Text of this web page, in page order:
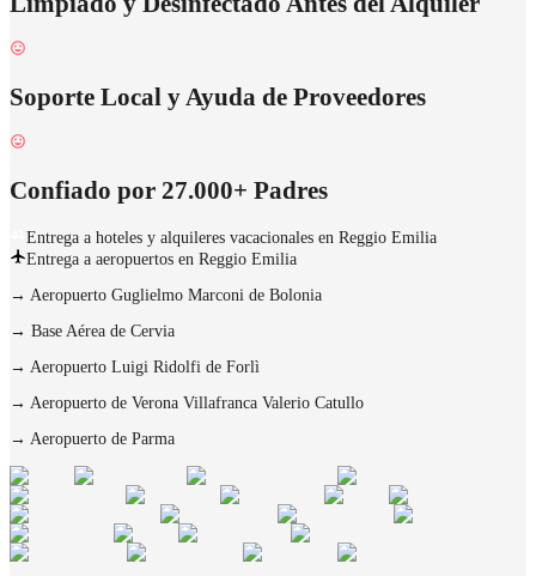
Soporte Local y Ayuda de Proveedores
Confiado por 27.000+ Padres
Entrega a hoteles y alquileres vacacionales en Reggio Emilia
Entrega a aeropuertos en Reggio Emilia
→ Aeropuerto Guglielmo Marconi de Bolonia
→ Base Aérea de Cervia
→ Aeropuerto Luigi Ridolfi de Forlì
→ Aeropuerto de Verona Villafranca Valerio Catullo
→ Aeropuerto de Parma